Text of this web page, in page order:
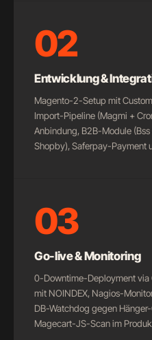
02
Entwicklung &
Magento-2-Setup mit
Import-Pipeline (Magmi +
Anbindung, B2B-Module
Shopby), Saferpay-Payment
03
Go-live & Monitoring
0-Downtime-Deployment via
mit NOINDEX, Nagios-
DB-Watchdog gegen
Magecart-JS-Scan im